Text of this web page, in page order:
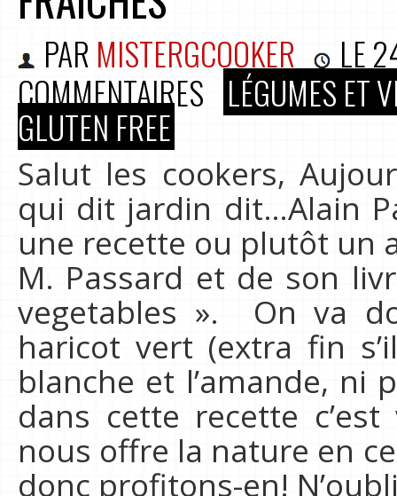
PAR MISTERGCOOKER LE
COMMENTAIRES LÉGUMES ET
GLUTEN FREE
Salut les cookers,
qui dit jardin dit…Alain
une recette ou plutôt un
M. Passard et de son
vegetables ». On va
haricot vert (extra fin
blanche et l’amande, ni
dans cette recette
nous offre la nature en
donc profitons-en!